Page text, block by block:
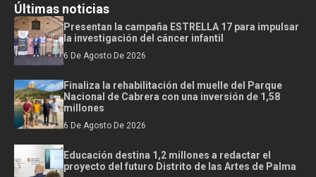
Últimas noticias
Presentan la campaña ESTRELLA 17 para impulsar
la investigación del cáncer infantil
6 De Agosto De 2026
Finaliza la rehabilitación del muelle del Parque
Nacional de Cabrera con una inversión de 1,58
millones
6 De Agosto De 2026
Educación destina 1,2 millones a redactar el
proyecto del futuro Distrito de las Artes de Palma